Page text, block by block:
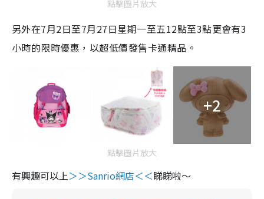
點擊圖片放大
另外在7月2日至7月27日星期一至五12點至3點更會有3
小時的限時優惠，以超低價發售卡通精品。
+2
點擊圖片放大
有興趣可以上＞＞Sanrio網店＜＜睇睇啦～